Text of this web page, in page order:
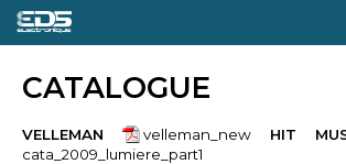
CATALOGUE
VELLEMAN velleman_new HIT
cata_2009_lumiere_part1